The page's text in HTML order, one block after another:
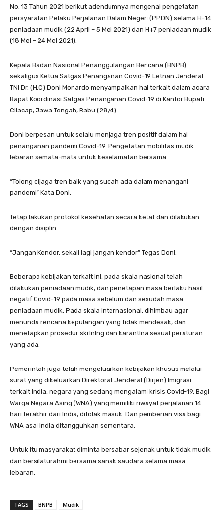
No. 13 Tahun 2021 berikut adendumnya mengenai pengetatan
persyaratan Pelaku Perjalanan Dalam Negeri (PPDN) selama H-14
peniadaan mudik (22 April – 5 Mei 2021) dan H+7 peniadaan mudik
(18 Mei – 24 Mei 2021).
Kepala Badan Nasional Penanggulangan Bencana (BNPB)
sekaligus Ketua Satgas Penanganan Covid-19 Letnan Jenderal
TNI Dr. (H.C) Doni Monardo menyampaikan hal terkait dalam acara
Rapat Koordinasi Satgas Penanganan Covid-19 di Kantor Bupati
Cilacap, Jawa Tengah, Rabu (28/4).
Doni berpesan untuk selalu menjaga tren positif dalam hal
penanganan pandemi Covid-19. Pengetatan mobilitas mudik
lebaran semata-mata untuk keselamatan bersama.
“Tolong dijaga tren baik yang sudah ada dalam menangani
pandemi” Kata Doni.
Tetap lakukan protokol kesehatan secara ketat dan dilakukan
dengan disiplin.
“Jangan Kendor, sekali lagi jangan kendor” Tegas Doni.
Beberapa kebijakan terkait ini, pada skala nasional telah
dilakukan peniadaan mudik, dan penetapan masa berlaku hasil
negatif Covid-19 pada masa sebelum dan sesudah masa
peniadaan mudik. Pada skala internasional, dihimbau agar
menunda rencana kepulangan yang tidak mendesak, dan
menetapkan prosedur skrining dan karantina sesuai peraturan
yang ada.
Pemerintah juga telah mengeluarkan kebijakan khusus melalui
surat yang dikeluarkan Direktorat Jenderal (Dirjen) Imigrasi
terkait India, negara yang sedang mengalami krisis Covid-19. Bagi
Warga Negara Asing (WNA) yang memiliki riwayat perjalanan 14
hari terakhir dari India, ditolak masuk. Dan pemberian visa bagi
WNA asal India ditangguhkan sementara.
Untuk itu masyarakat diminta bersabar sejenak untuk tidak mudik
dan bersilaturahmi bersama sanak saudara selama masa
lebaran.
TAGS BNPB Mudik